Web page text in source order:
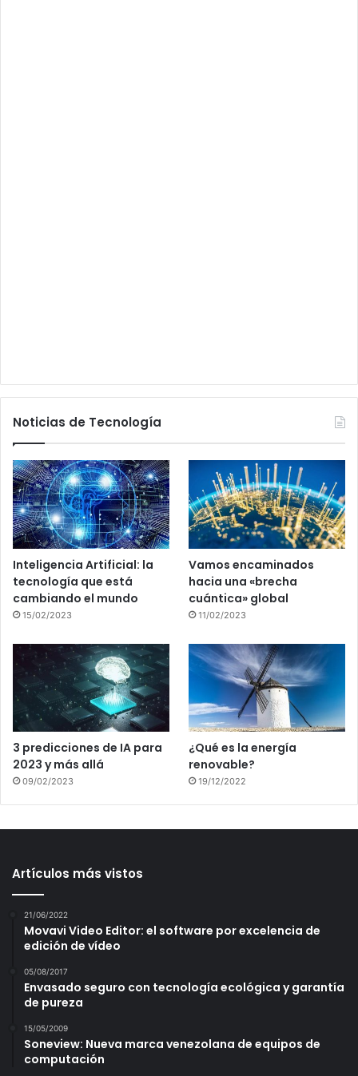
Noticias de Tecnología
Inteligencia Artificial: la
tecnología que está
cambiando el mundo
15/02/2023
Vamos encaminados
hacia una «brecha
cuántica» global
11/02/2023
3 predicciones de IA para
2023 y más allá
09/02/2023
¿Qué es la energía
renovable?
19/12/2022
Artículos más vistos
21/06/2022
Movavi Video Editor: el software por excelencia de
edición de vídeo
05/08/2017
Envasado seguro con tecnología ecológica y garantía
de pureza
15/05/2009
Soneview: Nueva marca venezolana de equipos de
computación